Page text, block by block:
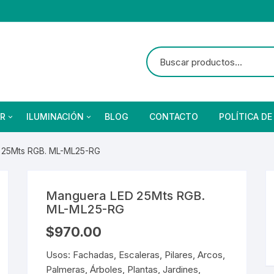
y Detectores
y Detectores
Suburbano
ILUMINACIÓN
Focos Especiales
BLOG CONTACTO POLÍTICA DE
RGB. ML-ML25-RG
Manguera LED 25Mts RGB.
ML-ML25-RG
$970.00
Usos: Fachadas, Escaleras, Pilares, Arcos,
Palmeras, Árboles, Plantas, Jardines,